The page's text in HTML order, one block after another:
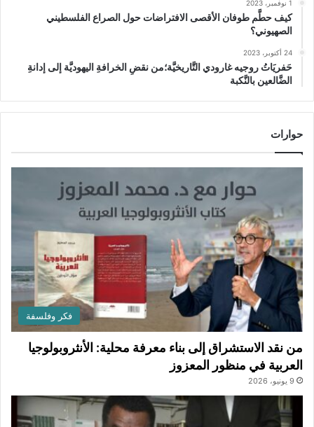
1 نوفمبر، 2023
كيف حطَّم طوفان الأقصى الافتراضات حول الصراع الفلسطيني
الصهيوني؟
24 أكتوبر، 2023
حَفريَاتُ روجيه غارودي التَّاريخيَّة؛من نقضِ الخرافةِ اليهوديَّة إلى إدانةِ
الضَّالعين بالنَّكبة
حوارات
فكر وفلسفة
من نقد الاستشراق إلى بناء معرفة محلية: الأنثروبولوجيا
العربية في منظور المعزوز
9 يونيو، 2026